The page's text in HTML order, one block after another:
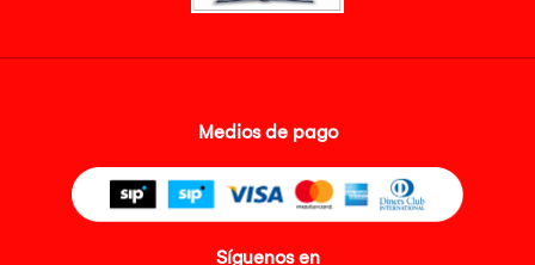
Medios de pago
Síguenos en